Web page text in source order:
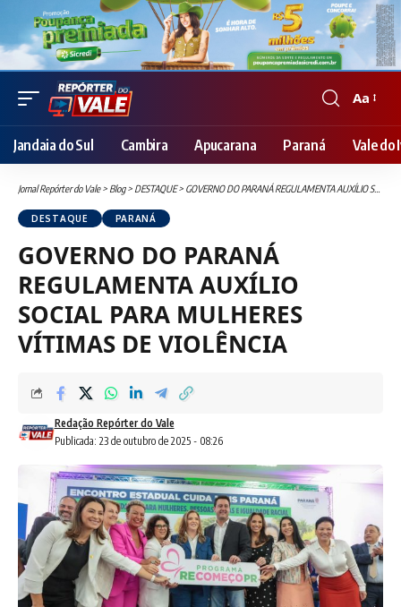
Font
Resizer
Aa
Jandaia do Sul Cambira Apucarana Paraná Vale do
Jornal Repórter do Vale> Blog> DESTAQUE> GOVERNO DO PARANÁ REGULAMENTA AUXÍLIO SOCIAL PARA MULHERES VÍTIMAS DE VIOLÊNCIA
DESTAQUE PARANÁ
GOVERNO DO PARANÁ
REGULAMENTA AUXÍLIO
SOCIAL PARA MULHERES
VÍTIMAS DE VIOLÊNCIA
Publicada: 23 de outubro de 2025 - 08:26
Redação Repórter do Vale